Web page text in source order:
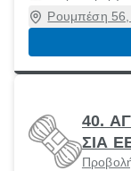
Ρουμπέση
40.
ΣΙΑ